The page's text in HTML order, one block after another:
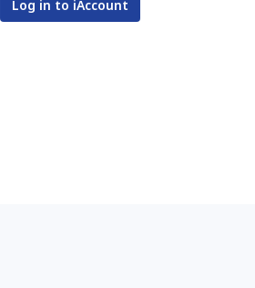
Log in to iAccount